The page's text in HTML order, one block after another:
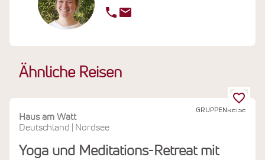
Ähnliche Reisen
GRUPPENREISE
Haus am Watt
Deutschland
Nordsee
Yoga und Meditations-Retreat mit